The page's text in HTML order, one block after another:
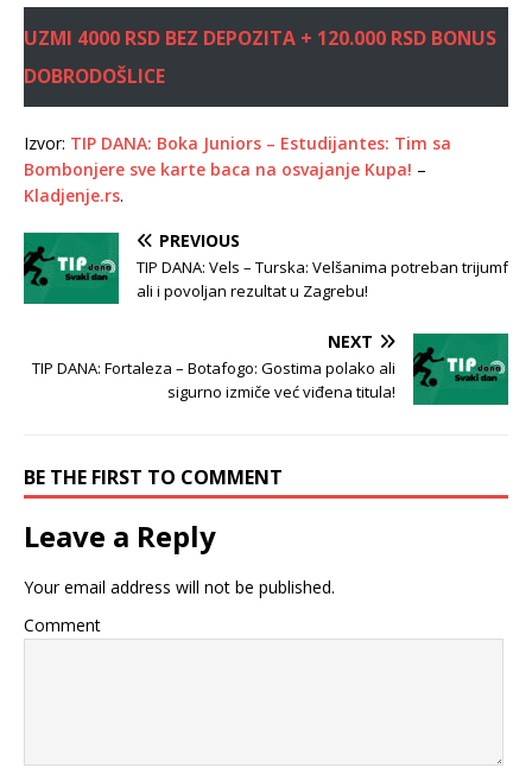
UZMI 4000 RSD BEZ DEPOZITA + 120.000 RSD BONUS
DOBRODOŠLICE
Izvor: TIP DANA: Boka Juniors – Estudijantes: Tim sa
Bombonjere sve karte baca na osvajanje Kupa! –
Kladjenje.rs.
PREVIOUS
TIP DANA: Vels – Turska: Velšanima potreban trijumf
ali i povoljan rezultat u Zagrebu!
NEXT
TIP DANA: Fortaleza – Botafogo: Gostima polako ali
sigurno izmiče već viđena titula!
BE THE FIRST TO COMMENT
Leave a Reply
Your email address will not be published.
Comment